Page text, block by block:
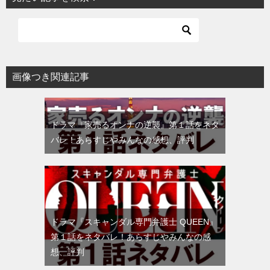
画像つき関連記事
ドラマ『家売るオンナの逆襲』第１話をネタ
バレ！あらすじやみんなの感想、評判
ドラマ『スキャンダル専門弁護士 QUEEN』
第１話をネタバレ！あらすじやみんなの感
想、評判